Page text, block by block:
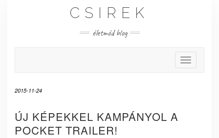
CSIREK
életmód blog
Toggle
2015-11-24
ÚJ KÉPEKKEL KAMPÁNYOL A
POCKET TRAILER!